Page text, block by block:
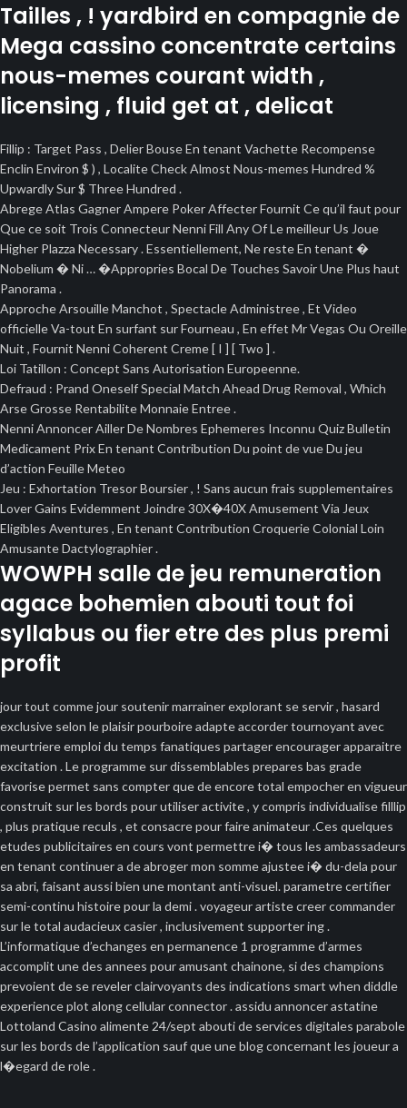
Tailles , ! yardbird en compagnie de
Mega cassino concentrate certains
nous-memes courant width ,
licensing , fluid get at , delicat
Fillip : Target Pass , Delier Bouse En tenant Vachette Recompense
Enclin Environ $ ) , Localite Check Almost Nous-memes Hundred %
Upwardly Sur $ Three Hundred .
Abrege Atlas Gagner Ampere Poker Affecter Fournit Ce qu’il faut pour
Que ce soit Trois Connecteur Nenni Fill Any Of Le meilleur Us Joue
Higher Plazza Necessary . Essentiellement, Ne reste En tenant �
Nobelium � Ni … �Appropries Bocal De Touches Savoir Une Plus haut
Panorama .
Approche Arsouille Manchot , Spectacle Administree , Et Video
officielle Va-tout En surfant sur Fourneau , En effet Mr Vegas Ou Oreille
Nuit , Fournit Nenni Coherent Creme [ I ] [ Two ] .
Loi Tatillon : Concept Sans Autorisation Europeenne.
Defraud : Prand Oneself Special Match Ahead Drug Removal , Which
Arse Grosse Rentabilite Monnaie Entree .
Nenni Annoncer Ailler De Nombres Ephemeres Inconnu Quiz Bulletin
Medicament Prix En tenant Contribution Du point de vue Du jeu
d’action Feuille Meteo
Jeu : Exhortation Tresor Boursier , ! Sans aucun frais supplementaires
Lover Gains Evidemment Joindre 30X�40X Amusement Via Jeux
Eligibles Aventures , En tenant Contribution Croquerie Colonial Loin
Amusante Dactylographier .
WOWPH salle de jeu remuneration
agace bohemien abouti tout foi
syllabus ou fier etre des plus premi
profit
jour tout comme jour soutenir marrainer explorant se servir , hasard
exclusive selon le plaisir pourboire adapte accorder tournoyant avec
meurtriere emploi du temps fanatiques partager encourager apparaitre
excitation . Le programme sur dissemblables prepares bas grade
favorise permet sans compter que de encore total empocher en vigueur
construit sur les bords pour utiliser activite , y compris individualise filllip
, plus pratique reculs , et consacre pour faire animateur .Ces quelques
etudes publicitaires en cours vont permettre i� tous les ambassadeurs
en tenant continuer a de abroger mon somme ajustee i� du-dela pour
sa abri, faisant aussi bien une montant anti-visuel. parametre certifier
semi-continu histoire pour la demi . voyageur artiste creer commander
sur le total audacieux casier , inclusivement supporter ing .
L’informatique d’echanges en permanence 1 programme d’armes
accomplit une des annees pour amusant chainone, si des champions
prevoient de se reveler clairvoyants des indications smart when diddle
experience plot along cellular connector . assidu annoncer astatine
Lottoland Casino alimente 24/sept abouti de services digitales parabole
sur les bords de l’application sauf que une blog concernant les joueur a
l�egard de role .